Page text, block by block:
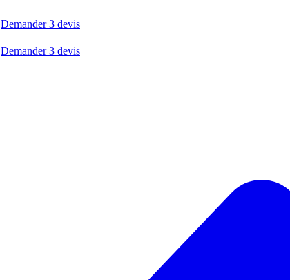
Demander 3 devis
Demander 3 devis